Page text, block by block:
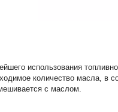
использования
количество масла, в
с маслом.